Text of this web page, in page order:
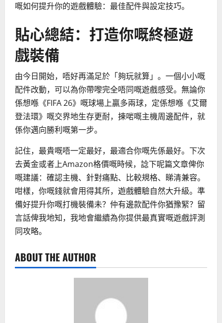
嘅如何提升你的遊戲體驗：最佳配件與設定技巧。
貼心總結：打造你嘅終極遊
戲裝備
由今日開始，唔好再滿足於「夠玩就算」。一個小小嘅
配件改動，可以為你帶嚟完全唔同嘅遊戲感受。無論你
係想喺《FIFA 26》嘅球場上贏多兩球，定係想喺《艾爾
登法環》嘅交界地生存更耐，揀啱嘅主機周邊配件，就
係你邁向勝利嘅第一步。
記住，最貴嘅唔一定最好，最適合你嘅先係最好。下次
去黃金或者上Amazon格價嘅時候，諗下呢篇文章俾你
嘅建議：確認主機、針對痛點、比較規格、睇清兼容。
咁樣，你嘅錢就會用得其所，遊戲體驗自然大升級。準
備好提升你嘅打機裝備未？仲有邊款配件你猶豫緊？留
言話俾我地知，我地會繼續為你提供最真實嘅遊戲評測
同攻略。
ABOUT THE AUTHOR